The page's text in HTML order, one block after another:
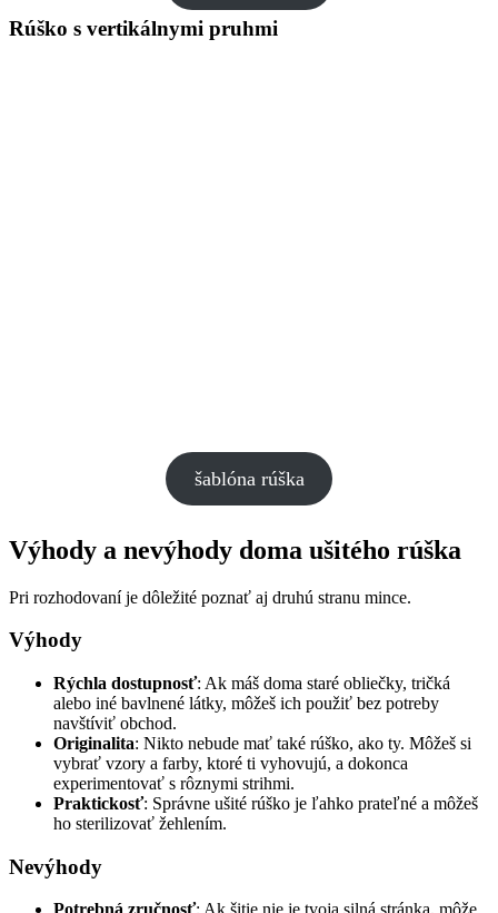
Rúško s vertikálnymi pruhmi
šablóna rúška
Výhody a nevýhody doma ušitého rúška
Pri rozhodovaní je dôležité poznať aj druhú stranu mince.
Výhody
Rýchla dostupnosť: Ak máš doma staré obliečky, tričká
alebo iné bavlnené látky, môžeš ich použiť bez potreby
navštíviť obchod.
Originalita: Nikto nebude mať také rúško, ako ty. Môžeš si
vybrať vzory a farby, ktoré ti vyhovujú, a dokonca
experimentovať s rôznymi strihmi.
Praktickosť: Správne ušité rúško je ľahko prateľné a môžeš
ho sterilizovať žehlením.
Nevýhody